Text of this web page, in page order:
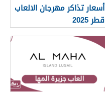
أسعار تذاكر مهرجان الالعاب
قطر 2025